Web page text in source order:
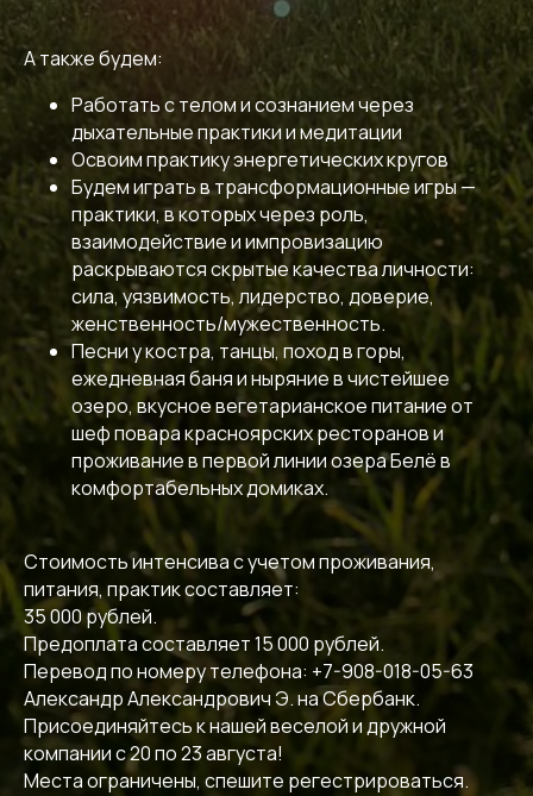
А также будем:
Работать с телом и сознанием через
дыхательные практики и медитации
Освоим практику энергетических кругов
Будем играть в трансформационные игры —
практики, в которых через роль,
взаимодействие и импровизацию
раскрываются скрытые качества личности:
сила, уязвимость, лидерство, доверие,
женственность/мужественность.
Песни у костра, танцы, поход в горы,
ежедневная баня и ныряние в чистейшее
озеро, вкусное вегетарианское питание от
шеф повара красноярских ресторанов и
проживание в первой линии озера Белё в
комфортабельных домиках.
Стоимость интенсива с учетом проживания,
питания, практик составляет:
35 000 рублей.
Предоплата составляет 15 000 рублей.
Перевод по номеру телефона: +7-908-018-05-63
Александр Александрович Э. на Сбербанк.
Присоединяйтесь к нашей веселой и дружной
компании с 20 по 23 августа!
Места ограничены, спешите регестрироваться.